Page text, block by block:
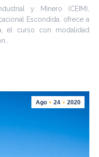
y Minero (CEIM),
Escondida, ofrece a
el curso con modalidad
Ago 24 2020